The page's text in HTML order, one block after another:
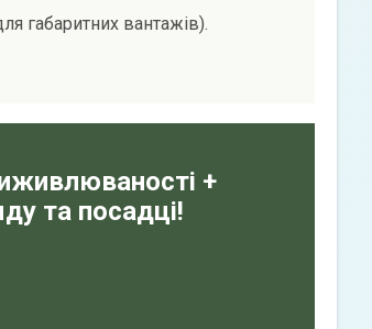
габаритних вантажів).
+
та посадці!